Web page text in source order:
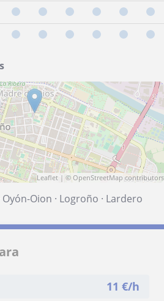
Leaflet | © OpenStreetMap contributors
Oyón-Oion · Logroño · Lardero
11 €/h